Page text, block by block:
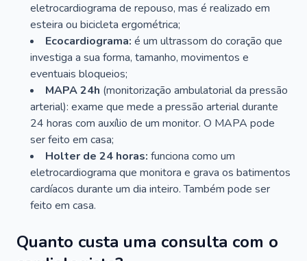
eletrocardiograma de repouso, mas é realizado em
esteira ou bicicleta ergométrica;
Ecocardiograma: é um ultrassom do coração que
investiga a sua forma, tamanho, movimentos e
eventuais bloqueios;
MAPA 24h (monitorização ambulatorial da pressão
arterial): exame que mede a pressão arterial durante
24 horas com auxílio de um monitor. O MAPA pode
ser feito em casa;
Holter de 24 horas: funciona como um
eletrocardiograma que monitora e grava os batimentos
cardíacos durante um dia inteiro. Também pode ser
feito em casa.
Quanto custa uma consulta com o